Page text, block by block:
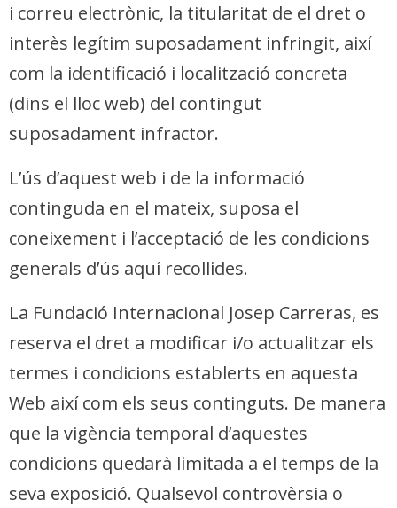
i correu electrònic, la titularitat de el dret o
interès legítim suposadament infringit, així
com la identificació i localització concreta
(dins el lloc web) del contingut
suposadament infractor.
L’ús d’aquest web i de la informació
continguda en el mateix, suposa el
coneixement i l’acceptació de les condicions
generals d’ús aquí recollides.
La Fundació Internacional Josep Carreras, es
reserva el dret a modificar i/o actualitzar els
termes i condicions establerts en aquesta
Web així com els seus continguts. De manera
que la vigència temporal d’aquestes
condicions quedarà limitada a el temps de la
seva exposició. Qualsevol controvèrsia o